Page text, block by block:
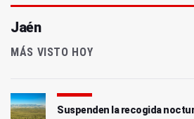
Jaén
MÁS VISTO HOY
Suspenden la recogida